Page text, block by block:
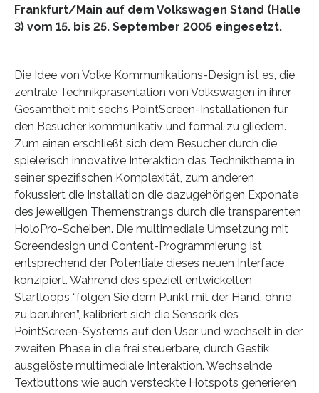
Frankfurt/Main auf dem Volkswagen Stand (Halle
3) vom 15. bis 25. September 2005 eingesetzt.
Die Idee von Volke Kommunikations-Design ist es, die
zentrale Technikpräsentation von Volkswagen in ihrer
Gesamtheit mit sechs PointScreen-Installationen für
den Besucher kommunikativ und formal zu gliedern.
Zum einen erschließt sich dem Besucher durch die
spielerisch innovative Interaktion das Technikthema in
seiner spezifischen Komplexität, zum anderen
fokussiert die Installation die dazugehörigen Exponate
des jeweiligen Themenstrangs durch die transparenten
HoloPro-Scheiben. Die multimediale Umsetzung mit
Screendesign und Content-Programmierung ist
entsprechend der Potentiale dieses neuen Interface
konzipiert. Während des speziell entwickelten
Startloops “folgen Sie dem Punkt mit der Hand, ohne
zu berühren”, kalibriert sich die Sensorik des
PointScreen-Systems auf den User und wechselt in der
zweiten Phase in die frei steuerbare, durch Gestik
ausgelöste multimediale Interaktion. Wechselnde
Textbuttons wie auch versteckte Hotspots generieren